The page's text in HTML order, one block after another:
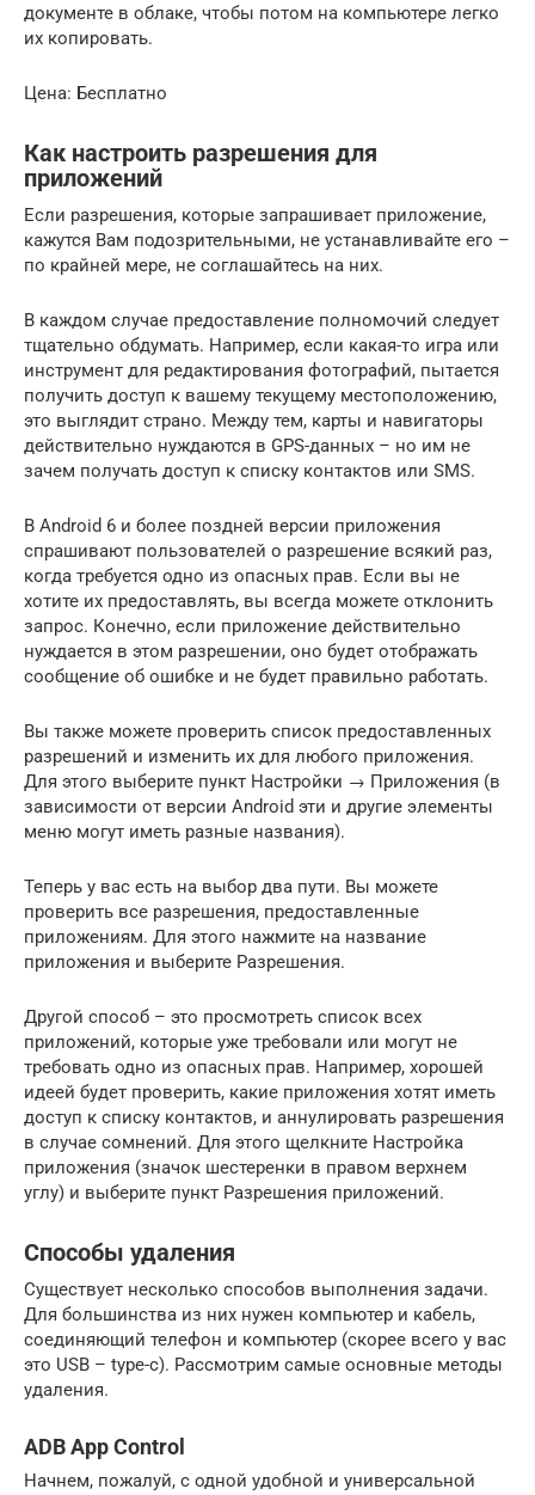
документе в облаке, чтобы потом на компьютере легко
их копировать.
Цена: Бесплатно
Как настроить разрешения для
приложений
Если разрешения, которые запрашивает приложение,
кажутся Вам подозрительными, не устанавливайте его –
по крайней мере, не соглашайтесь на них.
В каждом случае предоставление полномочий следует
тщательно обдумать. Например, если какая-то игра или
инструмент для редактирования фотографий, пытается
получить доступ к вашему текущему местоположению,
это выглядит страно. Между тем, карты и навигаторы
действительно нуждаются в GPS-данных – но им не
зачем получать доступ к списку контактов или SMS.
В Android 6 и более поздней версии приложения
спрашивают пользователей о разрешение всякий раз,
когда требуется одно из опасных прав. Если вы не
хотите их предоставлять, вы всегда можете отклонить
запрос. Конечно, если приложение действительно
нуждается в этом разрешении, оно будет отображать
сообщение об ошибке и не будет правильно работать.
Вы также можете проверить список предоставленных
разрешений и изменить их для любого приложения.
Для этого выберите пункт Настройки → Приложения (в
зависимости от версии Android эти и другие элементы
меню могут иметь разные названия).
Теперь у вас есть на выбор два пути. Вы можете
проверить все разрешения, предоставленные
приложениям. Для этого нажмите на название
приложения и выберите Разрешения.
Другой способ – это просмотреть список всех
приложений, которые уже требовали или могут не
требовать одно из опасных прав. Например, хорошей
идеей будет проверить, какие приложения хотят иметь
доступ к списку контактов, и аннулировать разрешения
в случае сомнений. Для этого щелкните Настройка
приложения (значок шестеренки в правом верхнем
углу) и выберите пункт Разрешения приложений.
Способы удаления
Существует несколько способов выполнения задачи.
Для большинства из них нужен компьютер и кабель,
соединяющий телефон и компьютер (скорее всего у вас
это USB – type-c). Рассмотрим самые основные методы
удаления.
ADB App Control
Начнем, пожалуй, с одной удобной и универсальной